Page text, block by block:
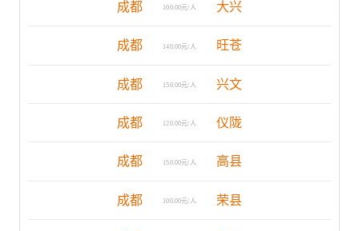
成都 100.00元/人 大兴
成都 140.00元/人 旺苍
成都 150.00元/人 兴文
成都 120.00元/人 仪陇
成都 150.00元/人 高县
成都 100.00元/人 荣县